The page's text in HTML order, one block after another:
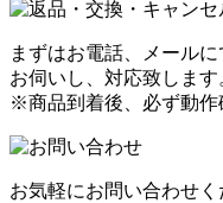
まずはお電話、メール
お伺いし、対応致します
※商品到着後、必ず動作
お気軽にお問い合わせく